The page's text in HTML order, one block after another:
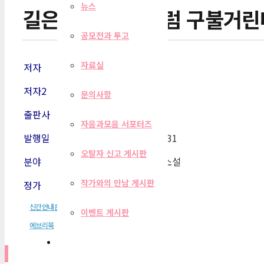
뉴스
공모전과 투고
자료실
문의사항
자음과모음 서포터즈
오탈자 신고 게시판
작가와의 만남 게시판
이벤트 게시판
길은 생선 내장처럼 구불거
저자
저자2
출판사
발행일
-31
분야
한국단편소설
정가
2,900원
신간안내문
에브리북